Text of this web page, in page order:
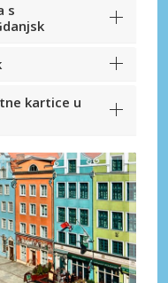
s
kartice u